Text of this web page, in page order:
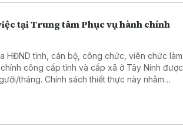
tại Trung tâm Phục vụ hành chính
HĐND tỉnh, cán bộ, công chức, viên chức làm
công cấp tỉnh và cấp xã ở Tây Ninh được
tháng. Chính sách thiết thực này nhằm